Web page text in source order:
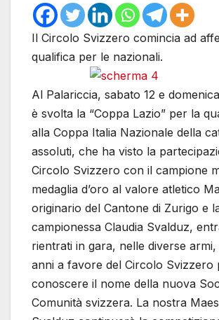
Il Circolo Svizzero comincia ad
qualifica per le nazionali.
Al Palariccia, sabato 12 e
è svolta la “Coppa Lazio” per la
alla Coppa Italia Nazionale della
assoluti, che ha visto la
Circolo Svizzero con il campione
medaglia d’oro al valore atletico
originario del Cantone di Zurigo e
campionessa Claudia Svalduz,
rientrati in gara, nelle diverse
anni a favore del Circolo Svizzero
conoscere il nome della nuova
Comunità svizzera. La nostra